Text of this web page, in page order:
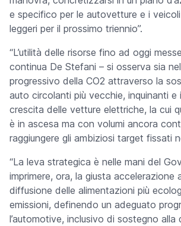
e specifico per le autovetture e i
leggeri per il prossimo triennio”.
“L’utilità delle risorse fino ad oggi
continua De Stefani – si osserva sia
progressivo della CO2 attraverso la
auto circolanti più vecchie, inquinanti e
crescita delle vetture elettriche, la cui
è in ascesa ma con volumi ancora
raggiungere gli ambiziosi target fissati
“La leva strategica è nelle mani del
imprimere, ora, la giusta accelerazione
diffusione delle alimentazioni più
emissioni, definendo un adeguato
l’automotive, inclusivo di sostegno alla